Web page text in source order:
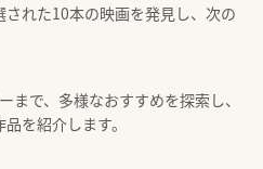
れた10本の映画を発見し、次の
まで、多様なおすすめを探索し、
を紹介します。